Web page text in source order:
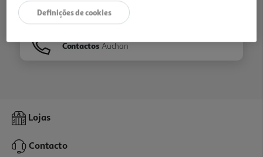
Folhetos
Contactos Auchan
Lojas
Contacto
Definições de cookies